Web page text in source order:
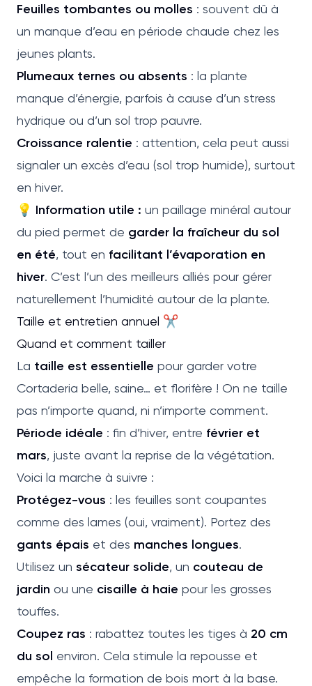
Feuilles tombantes ou molles : souvent dû à
un manque d’eau en période chaude chez les
jeunes plants.
Plumeaux ternes ou absents : la plante
manque d’énergie, parfois à cause d’un stress
hydrique ou d’un sol trop pauvre.
Croissance ralentie : attention, cela peut aussi
signaler un excès d’eau (sol trop humide), surtout
en hiver.
💡 Information utile : un paillage minéral autour
du pied permet de garder la fraîcheur du sol
en été, tout en facilitant l’évaporation en
hiver. C’est l’un des meilleurs alliés pour gérer
naturellement l’humidité autour de la plante.
Taille et entretien annuel ✂️
Quand et comment tailler
La taille est essentielle pour garder votre
Cortaderia belle, saine… et florifère ! On ne taille
pas n’importe quand, ni n’importe comment.
Période idéale : fin d’hiver, entre février et
mars, juste avant la reprise de la végétation.
Voici la marche à suivre :
Protégez-vous : les feuilles sont coupantes
comme des lames (oui, vraiment). Portez des
gants épais et des manches longues.
Utilisez un sécateur solide, un couteau de
jardin ou une cisaille à haie pour les grosses
touffes.
Coupez ras : rabattez toutes les tiges à 20 cm
du sol environ. Cela stimule la repousse et
empêche la formation de bois mort à la base.